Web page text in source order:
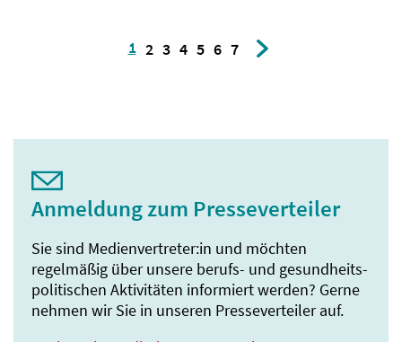
1 2 3 4 5 6 7
Anmeldung zum Presseverteiler
Sie sind Medienvertreter:in und möchten
regelmäßig über unsere berufs- und gesundheits­
politischen Aktivitäten informiert werden? Gerne
nehmen wir Sie in unseren Presseverteiler auf.